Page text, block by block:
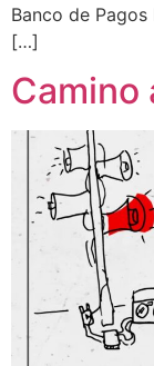
Banco de
[…]
Camino